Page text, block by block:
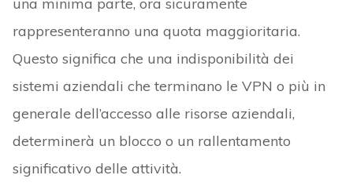
rappresenteranno una quota maggioritaria.
Questo significa che una indisponibilità dei
sistemi aziendali che terminano le VPN o più in
generale dell’accesso alle risorse aziendali,
determinerà un blocco o un rallentamento
significativo delle attività.